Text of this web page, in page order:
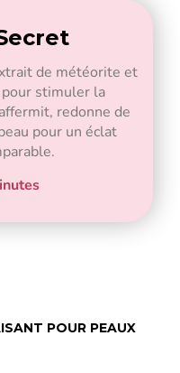
de météorite et
stimuler la
redonne de
pour un éclat
POUR PEAUX